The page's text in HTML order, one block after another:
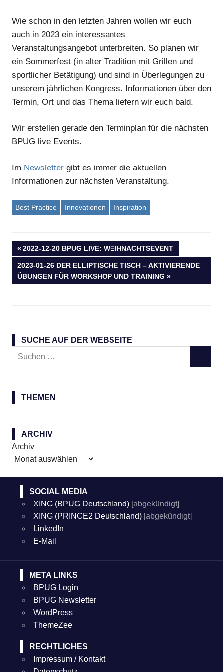
Wie schon in den letzten Jahren wollen wir euch
auch in 2023 ein interessantes
Veranstaltungsangebot unterbreiten. So planen wir
ein Sommerfest (in alter Tradition mit Grillen und
sportlicher Betätigung) und sind in Überlegungen zu
unserem jährlichen Kongress. Informationen über den
Termin, Ort und das Thema liefern wir euch bald.
Wir erstellen gerade den Terminplan für die nächsten
BPUG live Events.
Im Newsletter gibt es immer die aktuellen
Informationen zur nächsten Veranstaltung.
Best Practice Innovationen Inspiration
Beitragsnavigation
VORHERIGER
BEITRAG:
2022-12-20 BPUG LIVE: WEIHNACHTSEVENT
NÄCHSTER
BEITRAG:
2023-01-26 DER ELLIPTISCHE TISCH – AKTIVIERENDE
ÜBUNGEN FÜR WORKSHOP UND TRAINING
SUCHE AUF DER WEBSEITE
Suchen
THEMEN
ARCHIV
Archiv
SOCIAL MEDIA
XING (BPUG Deutschland)[abgekündigt]
XING (PRINCE2 Deutschland)[abgekündigt]
LinkedIn
E-Mail
META LINKS
BPUG Login
BPUG Newsletter
WordPress
ThemeZee
RECHTLICHES
Impressum / Kontakt